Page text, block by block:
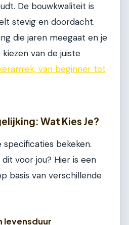
De bouwkwaliteit is
stevig en doordacht.
die jaren meegaat en je
van de juiste
van beginner tot
Wat Kies Je?
bekeken.
voor jou? Hier is een
basis van verschillende
levensduur